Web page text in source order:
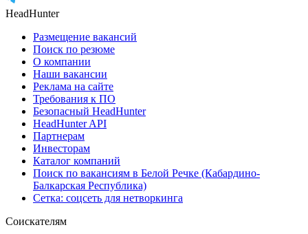
HeadHunter
Размещение вакансий
Поиск по резюме
О компании
Наши вакансии
Реклама на сайте
Требования к ПО
Безопасный HeadHunter
HeadHunter API
Партнерам
Инвесторам
Каталог компаний
Поиск по вакансиям в Белой Речке (Кабардино-
Балкарская Республика)
Сетка: соцсеть для нетворкинга
Соискателям